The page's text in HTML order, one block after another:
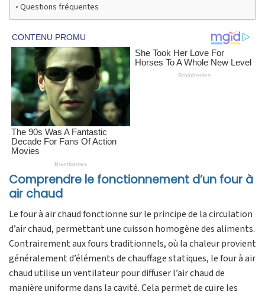
Questions fréquentes
Comprendre le fonctionnement d’un four à
air chaud
Le four à air chaud fonctionne sur le principe de la circulation
d’air chaud, permettant une cuisson homogène des aliments.
Contrairement aux fours traditionnels, où la chaleur provient
généralement d’éléments de chauffage statiques, le four à air
chaud utilise un ventilateur pour diffuser l’air chaud de
manière uniforme dans la cavité. Cela permet de cuire les